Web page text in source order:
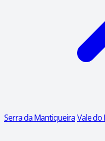
Serra da MantiqueiraVale do